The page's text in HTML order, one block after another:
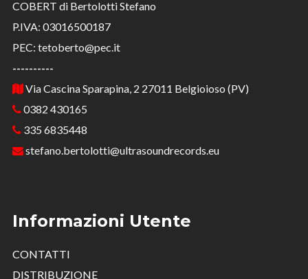
COBERT di Bertolotti Stefano
P.IVA: 03016500187
PEC: tetoberto@pec.it
----------
Via Cascina Sparapina, 2 27011 Belgioioso (PV)
0382 430165
335 6835448
stefano.bertolotti@ultrasoundrecords.eu
Informazioni Utente
CONTATTI
DISTRIBUZIONE